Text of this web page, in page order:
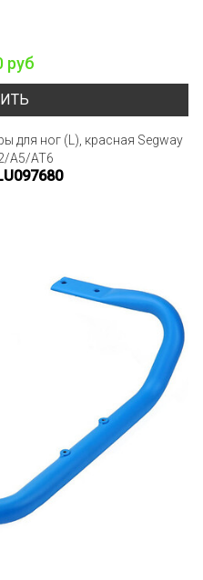
руб
для ног (L), красная Segway
A5/AT6